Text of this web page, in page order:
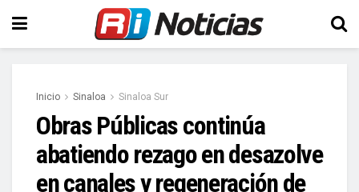
Inicio Sinaloa Sinaloa Sur
Obras Públicas continúa
abatiendo rezago en desazolve
en canales y regeneración de